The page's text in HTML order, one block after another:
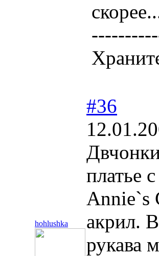
hohlushka
#36
платье
Annie`s
акрил.
рукава